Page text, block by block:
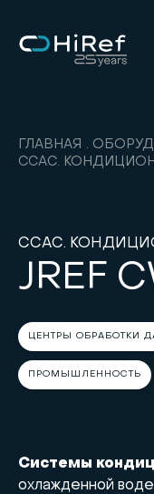
ГЛАВНАЯ
CCAC.
CCAC.
JREF
ЦЕНТРЫ ОБРАБОТКИ
ПРОМЫШЛЕННОСТЬ
Системы
охлажденной воде